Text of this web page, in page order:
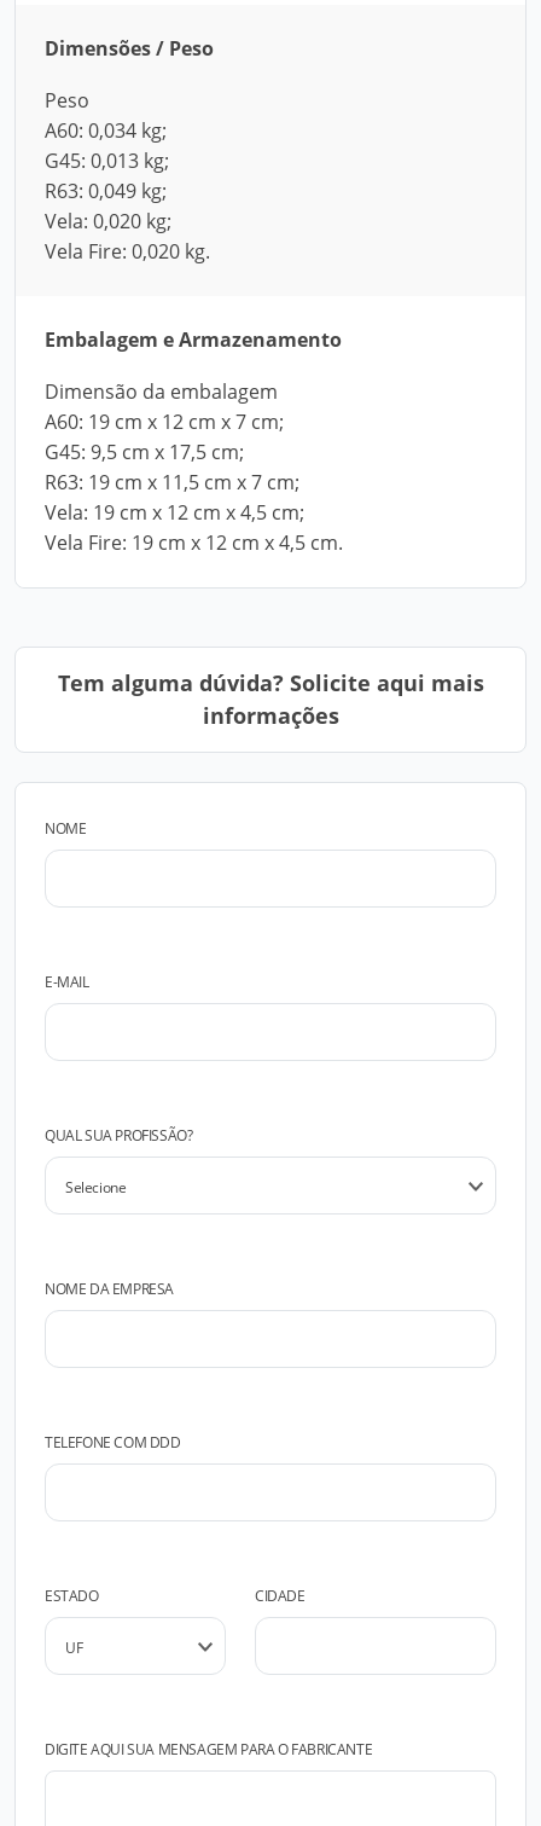
Dimensões / Peso
Peso
A60: 0,034 kg;
G45: 0,013 kg;
R63: 0,049 kg;
Vela: 0,020 kg;
Vela Fire: 0,020 kg.
Embalagem e Armazenamento
Dimensão da embalagem
A60: 19 cm x 12 cm x 7 cm;
G45: 9,5 cm x 17,5 cm;
R63: 19 cm x 11,5 cm x 7 cm;
Vela: 19 cm x 12 cm x 4,5 cm;
Vela Fire: 19 cm x 12 cm x 4,5 cm.
Tem alguma dúvida? Solicite aqui mais
informações
NOME
E-MAIL
QUAL SUA PROFISSÃO?
NOME DA EMPRESA
TELEFONE COM DDD
ESTADO CIDADE
DIGITE AQUI SUA MENSAGEM PARA O FABRICANTE